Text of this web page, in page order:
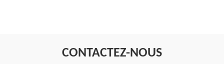
CONTACTEZ-NOUS